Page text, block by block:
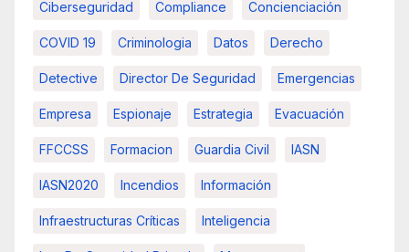
Ciberseguridad Compliance Concienciación
COVID 19 Criminologia Datos Derecho
Detective Director De Seguridad Emergencias
Empresa Espionaje Estrategia Evacuación
FFCCSS Formacion Guardia Civil IASN
IASN2020 Incendios Información
Infraestructuras Críticas Inteligencia